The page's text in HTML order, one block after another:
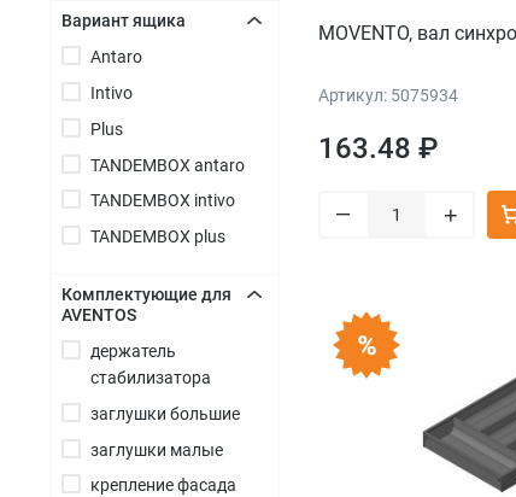
Вариант ящика
Antaro
Intivo
Plus
TANDEMBOX antaro
TANDEMBOX intivo
TANDEMBOX plus
Комплектующие для
AVENTOS
держатель
стабилизатора
заглушки большие
заглушки малые
крепление фасада
MOVENTO, вал
Артикул: 5075934
163.48 ₽
– +